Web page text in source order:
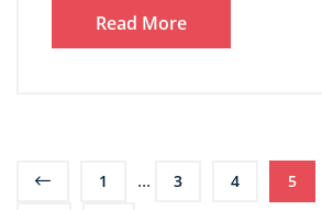
Read More
1 ... 3 4 5